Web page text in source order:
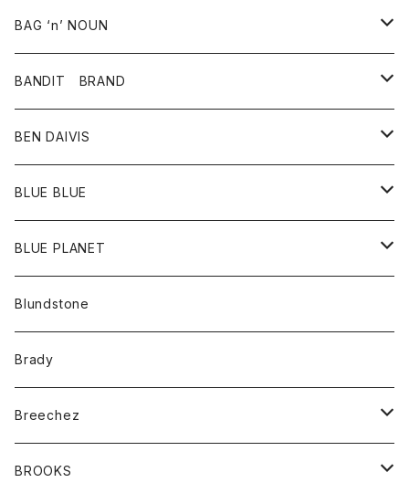
その他雑貨
スカート
パンツ
グッズ
靴
アウター
革ジャケット
BAG ‘n’ NOUN
アクセサリー
バッグ
ポーチ
BANDIT BRAND
トップス
Ｔシャツ
BEN DAIVIS
ポトム
パンツ
BLUE BLUE
アウター
カーディガン
コート
アクセサリー
バッグ
ベルト
キッズ
Tシャツ
グッズ
アンダーウェアー
トップス
BLUE PLANET
サングラス
Blundstone
Brady
Breechez
シャツ
BROOKS